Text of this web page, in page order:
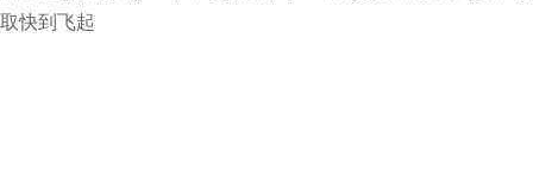
取快到飞起